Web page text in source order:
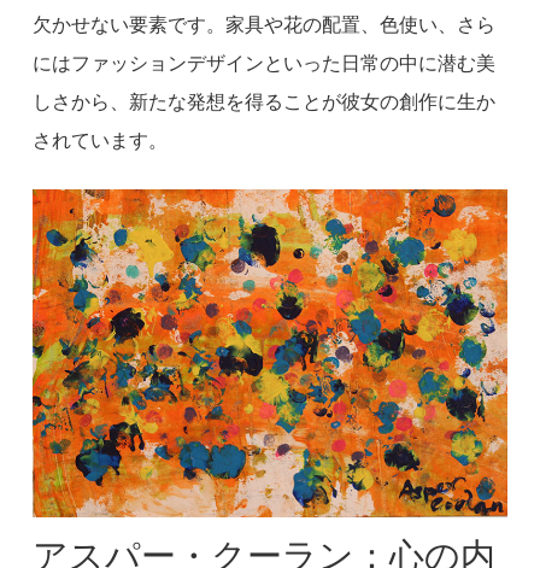
欠かせない要素です。家具や花の配置、色使い、さら
にはファッションデザインといった日常の中に潜む美
しさから、新たな発想を得ることが彼女の創作に生か
されています。
アスパー・クーラン：心の内